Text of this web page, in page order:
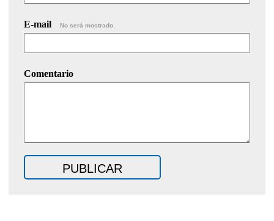
E-mail No será mostrado.
Comentario